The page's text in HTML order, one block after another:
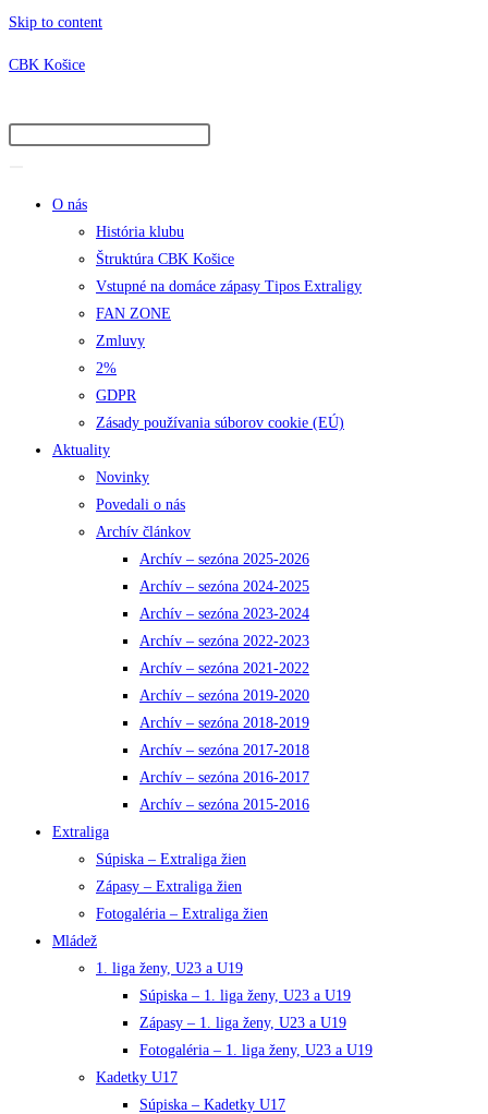
Skip to content
CBK Košice
O nás
História klubu
Štruktúra CBK Košice
Vstupné na domáce zápasy Tipos Extraligy
FAN ZONE
Zmluvy
2%
GDPR
Zásady používania súborov cookie (EÚ)
Aktuality
Novinky
Povedali o nás
Archív článkov
Archív – sezóna 2025-2026
Archív – sezóna 2024-2025
Archív – sezóna 2023-2024
Archív – sezóna 2022-2023
Archív – sezóna 2021-2022
Archív – sezóna 2019-2020
Archív – sezóna 2018-2019
Archív – sezóna 2017-2018
Archív – sezóna 2016-2017
Archív – sezóna 2015-2016
Extraliga
Súpiska – Extraliga žien
Zápasy – Extraliga žien
Fotogaléria – Extraliga žien
Mládež
1. liga ženy, U23 a U19
Súpiska – 1. liga ženy, U23 a U19
Zápasy – 1. liga ženy, U23 a U19
Fotogaléria – 1. liga ženy, U23 a U19
Kadetky U17
Súpiska – Kadetky U17